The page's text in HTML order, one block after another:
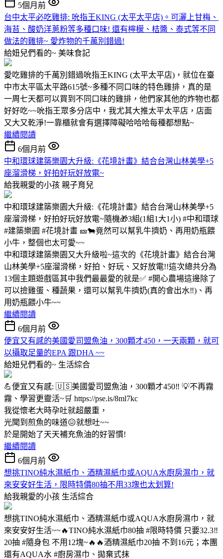
5個月前
台中太平必吃雞排: 吮指王KING (太平太平店)。可灑上甘梅、
海苔、酸奶洋蔥粉等多種口味! 還有檸檬、桔醬、泰式等不同
做法的雞排~ 愛炸物的千萬別錯過!
給妞兒們看的~ 美味食記
愛吃雞排的千萬別錯過吮指王KING (太平太平店)，就位在臺
中市太平區太平路615號~多種不同口味的特色雞排，真的是
一周七天都可以買到不同口味的雞排，他們家其他的炸物也都
好好吃~~吮指王眾多分店中，我尤其大推太平太平店，店面
又大又乾淨!一靠櫃就會有選擇障礙哈哈哈每種都想點~
繼續閱讀
6個月前
中和環球建築樂園大升級:《花境計畫》結合台灣山林美學+5
座溜滑梯，好拍好玩好放電~
給我親愛的小孩 親子育兒
中和環球建築樂園大升級:《花境計畫》結合台灣山林美學+5
座溜滑梯，好拍好玩好放電~隨機🎁3組(1組1大1小) #中和環球
#建築樂園 #花境計畫 🎫🐄竟然可以幫乳牛擠奶、再用奶瓶餵
小牛，整個也太可愛~~
中和環球建築樂園又大升級啦~這次的《花境計畫》結合台灣
山林美學+5座溜滑梯，好拍、好玩、又好放電!!這次總共分為
13個主題遊戲區其中我們最最愛的就是✅️ #開心農場這邊除了
可以撿雞蛋、種蔬果，還可以幫乳牛擠奶(真的會出水‼️)、再
用奶瓶餵小牛~~
繼續閱讀
6個月前
便宜又有感的美國愛司盟魚油，300顆才450，一天兩顆，就可
以攝取足量的EPA 跟DHA ~~
給妞兒們看的~ 生活綜合
💪便宜又有感: 🇺🇸美國愛司盟魚油，300顆才450‼️ 💡不再霧
霧、學習更靈活~🛒 https://pse.is/8ml7kc
我從懷老大時孕吐就超嚴重，
光聞到煎魚的味道😖就想吐~~
於是開始了天天補充魚油的好習慣!
繼續閱讀
6個月前
想挑TINO純水濕紙巾、酒精濕紙巾或AQUA水廚房濕巾，就
來安安好生活，限時特價80抽不用33塊也太划算!
給我親愛的小孩 生活綜合
想挑TINO純水濕紙巾、酒精濕紙巾或AQUA水廚房濕巾，就
來安安好生活~~🔥TINO純水濕紙巾80抽 #限時特價 只要32.3‼️
20抽 #隨身包 不用12塊~🔥🔥酒精濕紙巾20抽 不到16元；本團
還有AQUA水 #廚房濕巾、拋棄式抹